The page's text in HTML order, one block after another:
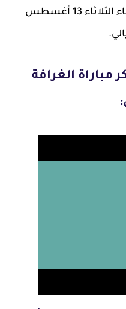
والتي ستقام الساعة 6:30 مساء الثلاثاء 13 أغسطس
الغرافة